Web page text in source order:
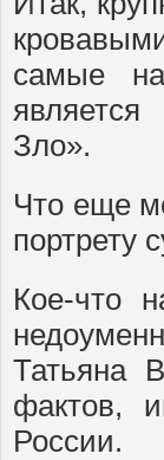
самые
Зло».
Что еще
портрету
Кое-что
Татьяна
фактов,
России.